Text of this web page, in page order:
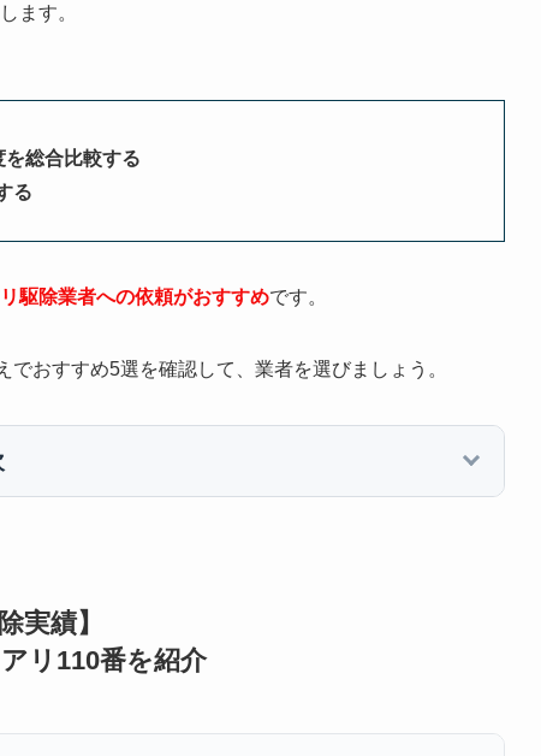
ます。
総合比較する
る
駆除業者への依頼がおすすめです。
おすすめ5選を確認して、業者を選びましょう。
実績】
リ110番を紹介